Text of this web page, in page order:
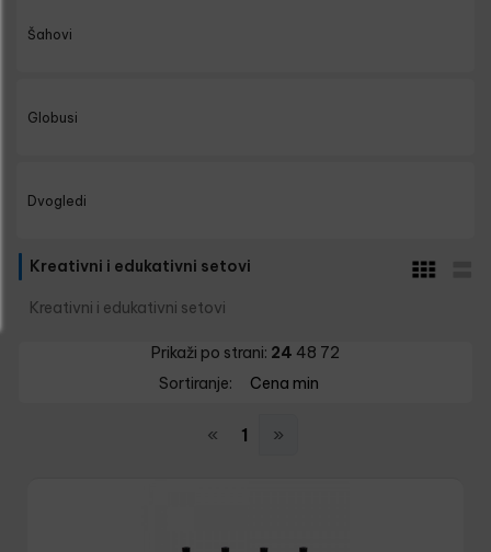
Šahovi
Globusi
Dvogledi
Kreativni i edukativni setovi
Kreativni i edukativni setovi
Prikaži po strani: 24 48 72
Sortiranje:
Cena min
« 1 »